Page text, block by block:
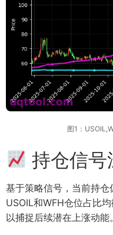
图1：
持仓信号
基于策略信号，当前持
USOIL和WFH仓位占比
以捕捉后续潜在上涨动能。